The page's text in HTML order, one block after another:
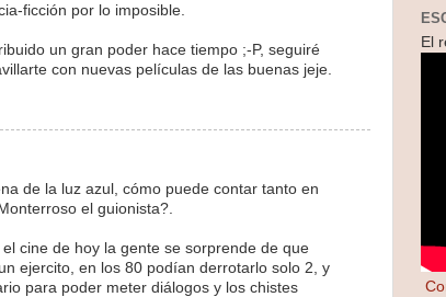
ficción por lo imposible.
un gran poder hace tiempo ;-P, seguiré
con nuevas películas de las buenas jeje.
de la luz azul, cómo puede contar tanto en
el guionista?.
cine de hoy la gente se sorprende de que
ejercito, en los 80 podían derrotarlo solo 2, y
para poder meter diálogos y los chistes
El